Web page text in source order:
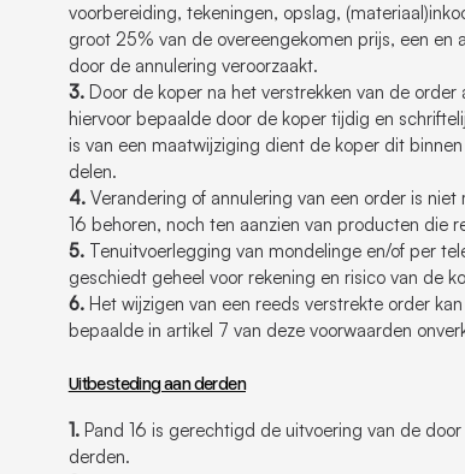
voorbereiding, tekeningen, opslag,
groot 25% van de overeengekomen prijs, een
door de annulering veroorzaakt.
3.Door de koper na het verstrekken van de
hiervoor bepaalde door de koper tijdig en
is van een maatwijziging dient de koper dit
delen.
4.Verandering of annulering van een order is
16 behoren, noch ten aanzien van producten die
5.Tenuitvoerlegging van mondelinge en/of per
geschiedt geheel voor rekening en risico van de
6. Het wijzigen van een reeds verstrekte order
bepaalde in artikel 7 van deze voorwaarden
Uitbesteding aan derden
1.Pand 16 is gerechtigd de uitvoering van de
derden.